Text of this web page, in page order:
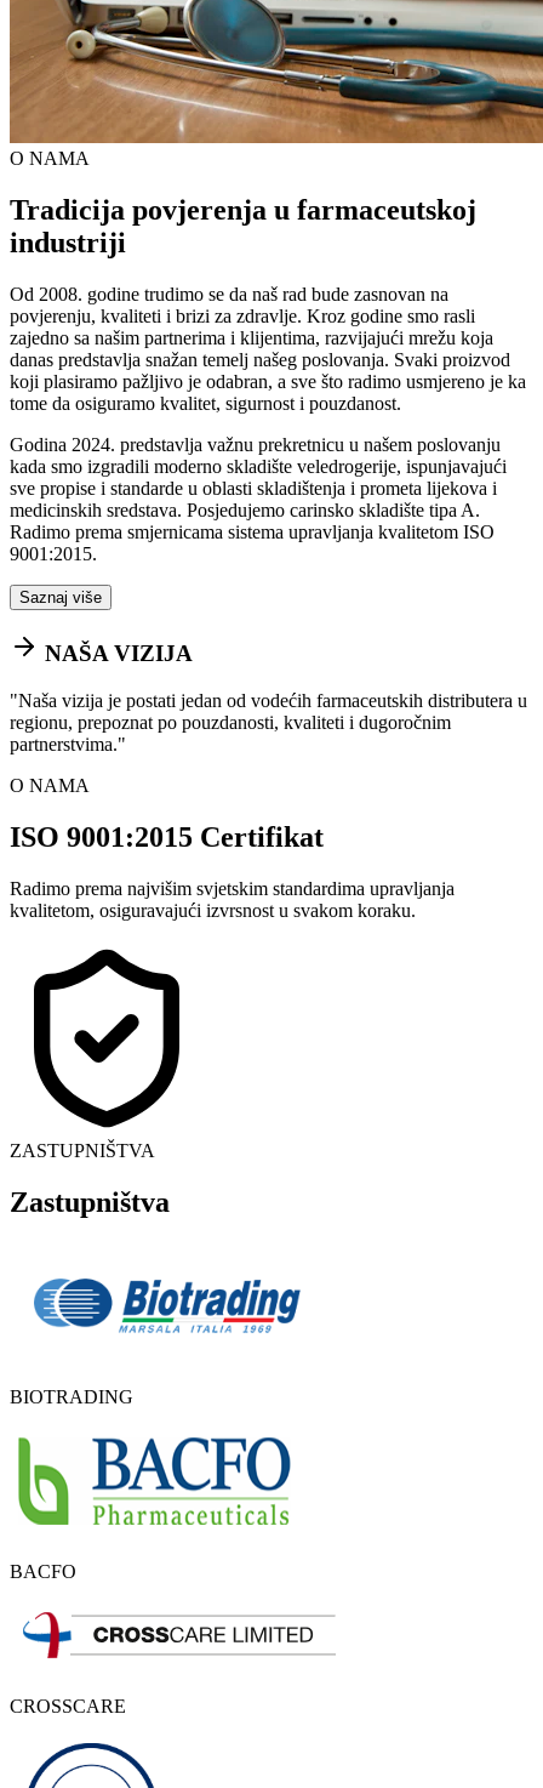
O NAMA
Tradicija povjerenja u farmaceutskoj
industriji
Od 2008. godine trudimo se da naš rad bude zasnovan na
povjerenju, kvaliteti i brizi za zdravlje. Kroz godine smo rasli
zajedno sa našim partnerima i klijentima, razvijajući mrežu koja
danas predstavlja snažan temelj našeg poslovanja. Svaki proizvod
koji plasiramo pažljivo je odabran, a sve što radimo usmjereno je ka
tome da osiguramo kvalitet, sigurnost i pouzdanost.
Godina 2024. predstavlja važnu prekretnicu u našem poslovanju
kada smo izgradili moderno skladište veledrogerije, ispunjavajući
sve propise i standarde u oblasti skladištenja i prometa lijekova i
medicinskih sredstava. Posjedujemo carinsko skladište tipa A.
Radimo prema smjernicama sistema upravljanja kvalitetom ISO
9001:2015.
Saznaj više
NAŠA VIZIJA
"Naša vizija je postati jedan od vodećih farmaceutskih distributera u
regionu, prepoznat po pouzdanosti, kvaliteti i dugoročnim
partnerstvima."
O NAMA
ISO 9001:2015 Certifikat
Radimo prema najvišim svjetskim standardima upravljanja
kvalitetom, osiguravajući izvrsnost u svakom koraku.
ZASTUPNIŠTVA
Zastupništva
BIOTRADING
BACFO
CROSSCARE